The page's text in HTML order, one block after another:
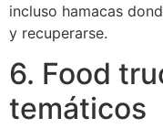
incluso hamacas
y recuperarse.
6. Food
temáticos